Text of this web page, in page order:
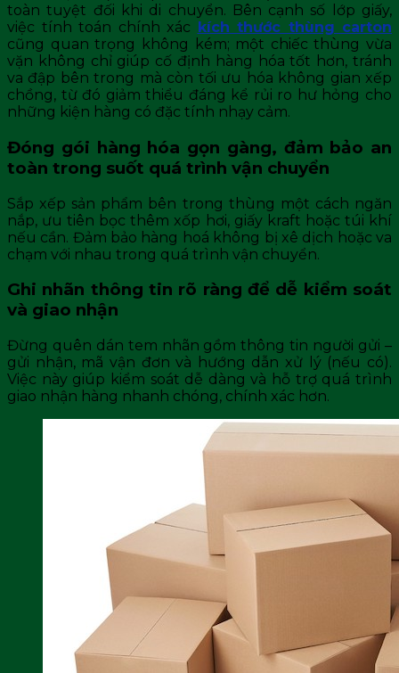
toàn tuyệt đối khi di chuyển. Bên cạnh số lớp giấy,
việc tính toán chính xác kích thước thùng carton
cũng quan trọng không kém; một chiếc thùng vừa
vặn không chỉ giúp cố định hàng hóa tốt hơn, tránh
va đập bên trong mà còn tối ưu hóa không gian xếp
chồng, từ đó giảm thiểu đáng kể rủi ro hư hỏng cho
những kiện hàng có đặc tính nhạy cảm.
Đóng gói hàng hóa gọn gàng, đảm bảo an
toàn trong suốt quá trình vận chuyển
Sắp xếp sản phẩm bên trong thùng một cách ngăn
nắp, ưu tiên bọc thêm xốp hơi, giấy kraft hoặc túi khí
nếu cần. Đảm bảo hàng hoá không bị xê dịch hoặc va
chạm với nhau trong quá trình vận chuyển.
Ghi nhãn thông tin rõ ràng để dễ kiểm soát
và giao nhận
Đừng quên dán tem nhãn gồm thông tin người gửi –
gửi nhận, mã vận đơn và hướng dẫn xử lý (nếu có).
Việc này giúp kiểm soát dễ dàng và hỗ trợ quá trình
giao nhận hàng nhanh chóng, chính xác hơn.